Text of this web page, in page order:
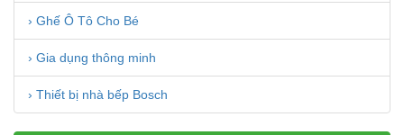
› Ghế Ô Tô Cho Bé
› Gia dụng thông minh
› Thiết bị nhà bếp Bosch